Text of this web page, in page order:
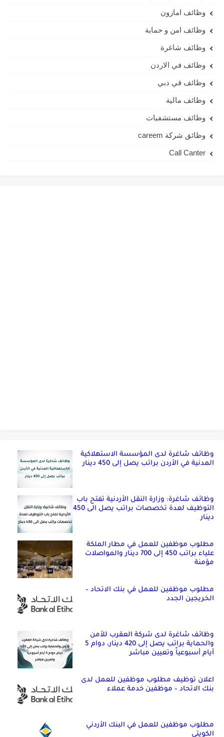
وظائف امازون
وظائف امن و حماية
وظائف شاغرة
وظائف في الاردن
وظائف في دبي
وظائف مالية
وظائف مستشفيات
وظائق شركة careem
Call Canter
وظائف شاغرة لدى المؤسسة الاستهلاكية
المدنية في الأردن براتب يصل إلى 450 دينار
وظائف شاغرة: وزارة النقل الأردنية تفتح باب
التوظيف لعدة تخصصات براتب يصل الى 450
دينار
مطلوب موظفين للعمل في مطار الملكة
علياء براتب 450 إلى 700 دينار والمواصلات
مؤمنة
مطلوب موظفين للعمل في بنك الاتحاد –
الخريجين الجدد
وظائف شاغرة لدى شركة العقرب للأمن
والحماية براتب يصل إلى 420 دينار، دوام 5
أيام أسبوعياً وتعيين مباشر
اعلان توظيف مطلوب موظفين للعمل لدى
بنك الاتحاد – موظفين خدمة عملاء
مطلوب موظفين للعمل في البنك الأردني
الكويتي